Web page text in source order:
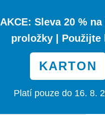
AKCE: Sleva 20 %
proložky| Použijte
KARTON
Platí pouze do 16. 8.